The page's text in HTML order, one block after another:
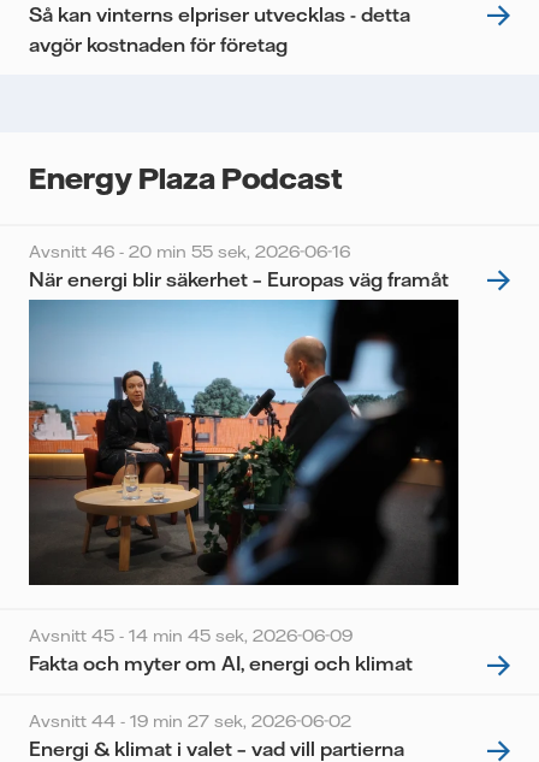
Så kan vinterns elpriser utvecklas - detta
avgör kostnaden för företag
Energy Plaza Podcast
Avsnitt 46 - 20 min 55 sek, 2026-06-16
När energi blir säkerhet – Europas väg framåt
Avsnitt 45 - 14 min 45 sek, 2026-06-09
Fakta och myter om AI, energi och klimat
Avsnitt 44 - 19 min 27 sek, 2026-06-02
Energi & klimat i valet – vad vill partierna